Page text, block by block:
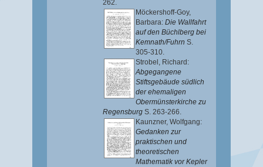
262.
Möckershoff-Goy,
Barbara: Die Wallfahrt
auf den Büchlberg bei
Kemnath/Fuhrn S.
305-310.
Strobel, Richard :
Abgegangene
Stiftsgebäude südlich
der ehemaligen
Obermünsterkirche zu
Regensburg S. 263-266.
Kaunzner, Wolfgang:
Gedanken zur
praktischen und
theoretischen
Mathematik vor Kepler